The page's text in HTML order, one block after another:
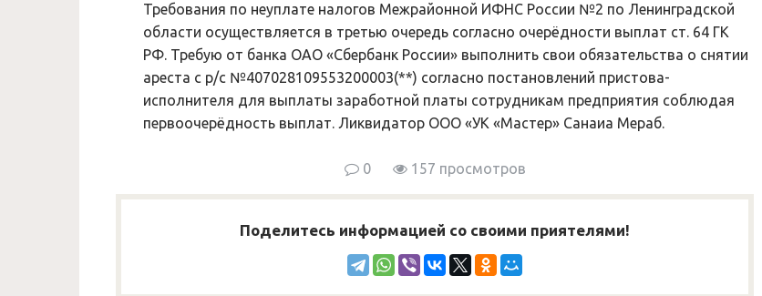
Требования по неуплате налогов Межрайонной ИФНС России №2 по Ленинградской
области осуществляется в третью очередь согласно очерёдности выплат ст. 64 ГК
РФ. Требую от банка ОАО «Сбербанк России» выполнить свои обязательства о снятии
ареста с р/с №407028109553200003(**) согласно постановлений пристова-
исполнителя для выплаты заработной платы сотрудникам предприятия соблюдая
первоочерёдность выплат. Ликвидатор ООО «УК «Мастер» Санаиа Мераб.
0 157 просмотров
Поделитесь информацией со своими приятелями!